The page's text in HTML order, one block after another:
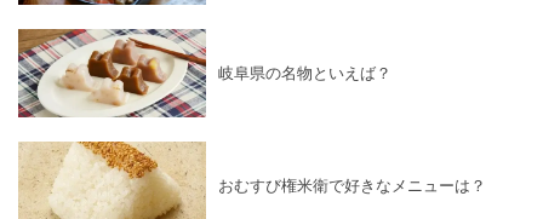
岐阜県の名物といえば？
おむすび権米衛で好きなメニューは？